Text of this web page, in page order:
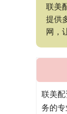
联美
提供
网，
联美
务的